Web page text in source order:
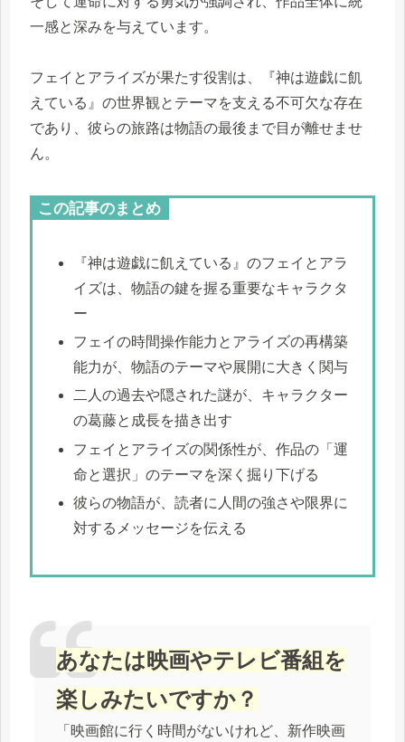
一感と深みを与えています。
フェイとアライズが果たす役割は、『神は遊戯に飢
えている』の世界観とテーマを支える不可欠な存在
であり、彼らの旅路は物語の最後まで目が離せませ
ん。
この記事のまとめ
『神は遊戯に飢えている』のフェイとアラ
イズは、物語の鍵を握る重要なキャラクタ
ー
フェイの時間操作能力とアライズの再構築
能力が、物語のテーマや展開に大きく関与
二人の過去や隠された謎が、キャラクター
の葛藤と成長を描き出す
フェイとアライズの関係性が、作品の「運
命と選択」のテーマを深く掘り下げる
彼らの物語が、読者に人間の強さや限界に
対するメッセージを伝える
あなたは映画やテレビ番組を
楽しみたいですか？
「映画館に行く時間がないけれど、新作映画